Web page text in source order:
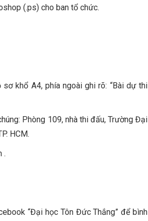
(.ps) cho ban tổ chức.
khổ A4, phía ngoài ghi rõ: “Bài dự thi
Phòng 109, nhà thi đấu, Trường Đại
HCM.
.
“Đại học Tôn Đức Thắng” để bình